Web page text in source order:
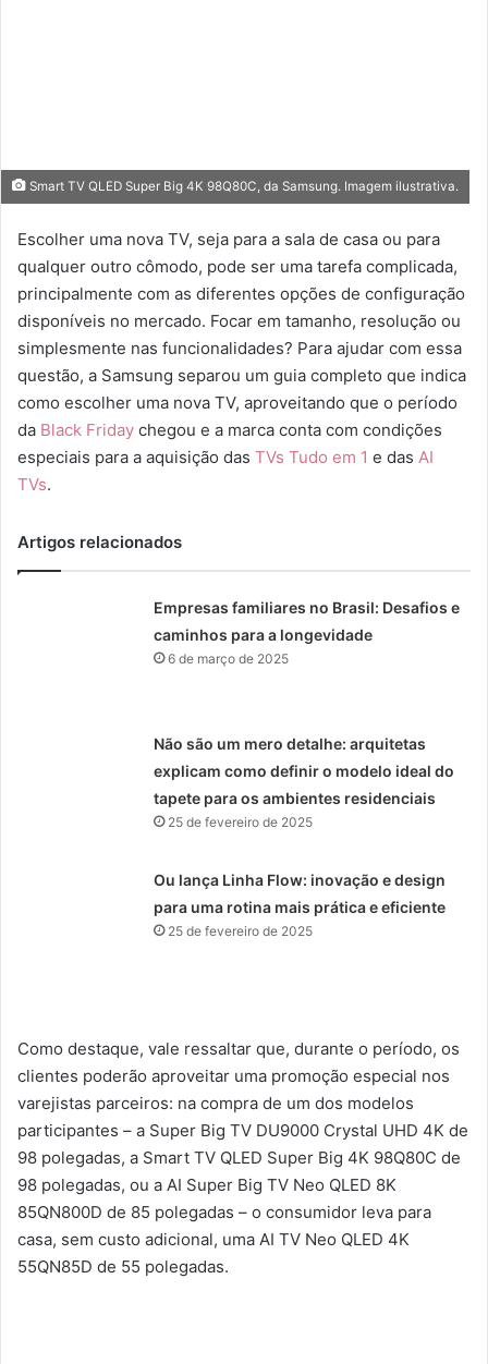
Smart TV QLED Super Big 4K 98Q80C, da Samsung. Imagem ilustrativa.
Escolher uma nova TV, seja para a sala de casa ou para
qualquer outro cômodo, pode ser uma tarefa complicada,
principalmente com as diferentes opções de configuração
disponíveis no mercado. Focar em tamanho, resolução ou
simplesmente nas funcionalidades? Para ajudar com essa
questão, a Samsung separou um guia completo que indica
como escolher uma nova TV, aproveitando que o período
da Black Friday chegou e a marca conta com condições
especiais para a aquisição das TVs Tudo em 1 e das AI
TVs.
Artigos relacionados
Empresas familiares no Brasil: Desafios e
caminhos para a longevidade
6 de março de 2025
Não são um mero detalhe: arquitetas
explicam como definir o modelo ideal do
tapete para os ambientes residenciais
25 de fevereiro de 2025
Ou lança Linha Flow: inovação e design
para uma rotina mais prática e eficiente
25 de fevereiro de 2025
Como destaque, vale ressaltar que, durante o período, os
clientes poderão aproveitar uma promoção especial nos
varejistas parceiros: na compra de um dos modelos
participantes – a Super Big TV DU9000 Crystal UHD 4K de
98 polegadas, a Smart TV QLED Super Big 4K 98Q80C de
98 polegadas, ou a AI Super Big TV Neo QLED 8K
85QN800D de 85 polegadas – o consumidor leva para
casa, sem custo adicional, uma AI TV Neo QLED 4K
55QN85D de 55 polegadas.